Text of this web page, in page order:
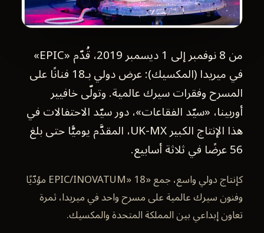
من 8 نوفمبر إلى 1 ديسمبر 2019، قُدّم «EPIC»
في ميريدا (المكسيك): عرض دولي بـ18 فنانًا على
المسرح وفقرات سيرك عالمية. وتولّى خافيير
أوربينا، «سيّد الفقاعات»، دور سيّد الاحتفالات في
هذا الإنتاج الكبير UK-MX، المقدَّم يوميًّا حتى بلغ
56 عرضًا في ثلاثة أسابيع.
كإنتاج دولي واسع، جمع «EPIC/INOVATUM» 18 مؤدّيًا
وفنون سيرك عالمية على مسرح واحد في ميريدا، ثمرة
تعاون إبداعي بين المملكة المتحدة والمكسيك.